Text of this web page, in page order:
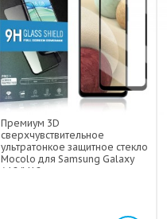
Премиум 3D
сверхчувствительное
ультратонкое защитное стекло
Mocolo для Samsung Galaxy
A12/M12